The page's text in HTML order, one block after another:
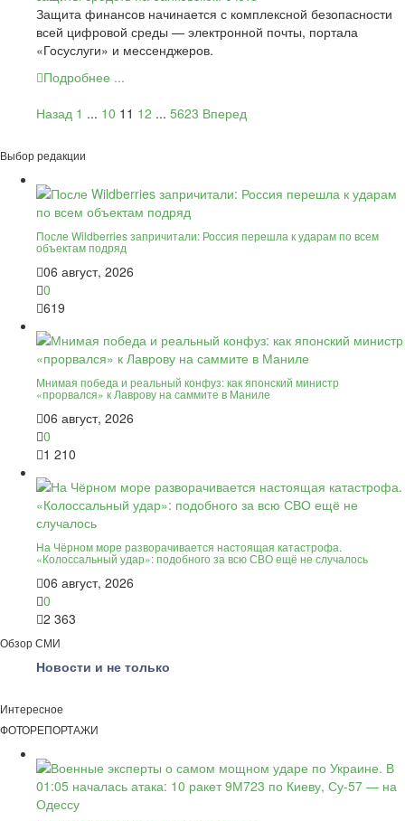
Защита финансов начинается с комплексной безопасности
всей цифровой среды — электронной почты, портала
«Госуслуги» и мессенджеров.
Подробнее ...
Назад 1 ... 10 11 12 ... 5623 Вперед
Выбор редакции
После Wildberries запричитали: Россия перешла к ударам по всем
объектам подряд
06 август, 2026
0
619
Мнимая победа и реальный конфуз: как японский министр
«прорвался» к Лаврову на саммите в Маниле
06 август, 2026
0
1 210
На Чёрном море разворачивается настоящая катастрофа.
«Колоссальный удар»: подобного за всю СВО ещё не случалось
06 август, 2026
0
2 363
Обзор СМИ
Новости и не только
Интересное
ФОТОРЕПОРТАЖИ